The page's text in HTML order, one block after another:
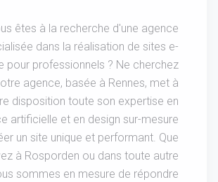
êtes à la recherche d'une agence
dans la réalisation de sites e-
pour professionnels ? Ne cherchez
agence, basée à Rennes, met à
disposition toute son expertise en
artificielle et en design sur-mesure
un site unique et performant. Que
à Rosporden ou dans toute autre
sommes en mesure de répondre